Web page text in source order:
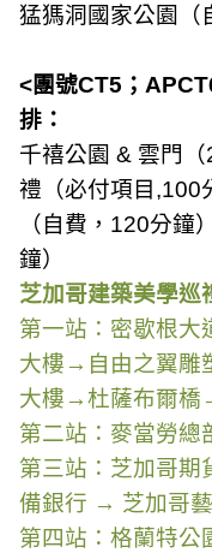
猛獁洞國家公園（
<團號CT5 ；
排：
千禧公園 & 雲門（
禮（必付項目 ,100
（自費， 120分鐘
鐘）
芝加哥建築美學巡
第一站：密歇根大
大樓→自由之翼雕
大樓→杜薩布爾橋
第二站：麥當勞總
第三站：芝加哥
備銀行 → 芝加哥
第四站：格蘭特公